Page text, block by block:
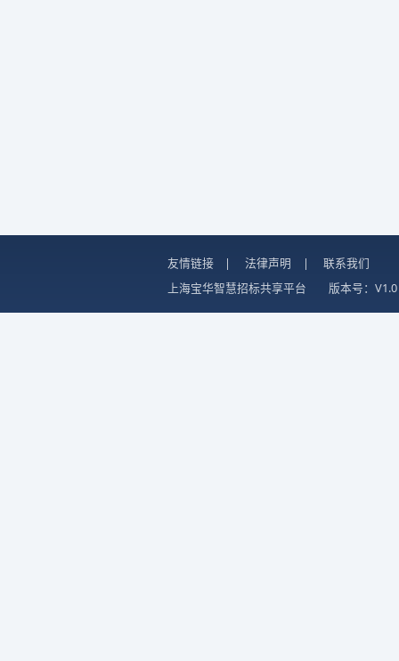
友情链接 | 法律声明 |
联系我们
上海宝华智慧招标共享平台
版本号：V1.0